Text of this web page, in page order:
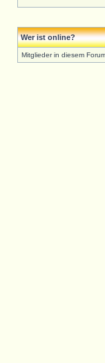
Wer ist online?
Mitglieder in diesem